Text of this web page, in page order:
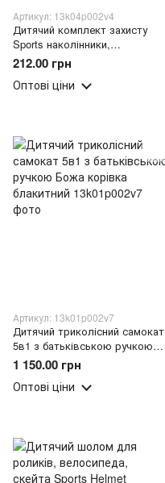
Артикул: 13k04p002v4
Дитячий комплект захисту
Sports наколінники,
налокітники, захист зап'ясть,
синій
212.00 грн
Оптові ціни
Артикул: 13k01p002v7
Дитячий триколісний самокат
5в1 з батьківською ручкою
Божа корівка блакитний
1 150.00 грн
Оптові ціни